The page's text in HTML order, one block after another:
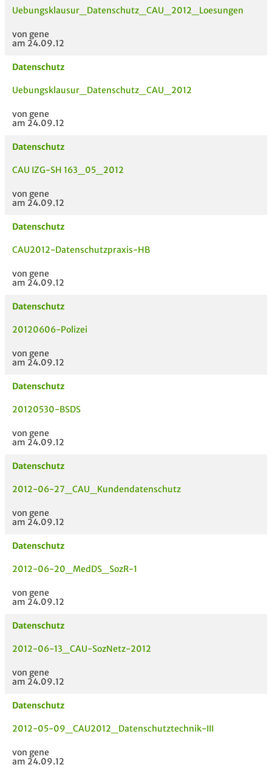
Uebungsklausur_Datenschutz_CAU_2012_Loesungen
von gene
am 24.09.12
Datenschutz
Uebungsklausur_Datenschutz_CAU_2012
von gene
am 24.09.12
Datenschutz
CAU IZG-SH 163_05_2012
von gene
am 24.09.12
Datenschutz
CAU2012-Datenschutzpraxis-HB
von gene
am 24.09.12
Datenschutz
20120606-Polizei
von gene
am 24.09.12
Datenschutz
20120530-BSDS
von gene
am 24.09.12
Datenschutz
2012-06-27_CAU_Kundendatenschutz
von gene
am 24.09.12
Datenschutz
2012-06-20_MedDS_SozR-1
von gene
am 24.09.12
Datenschutz
2012-06-13_CAU-SozNetz-2012
von gene
am 24.09.12
Datenschutz
2012-05-09_CAU2012_Datenschutztechnik-III
von gene
am 24.09.12